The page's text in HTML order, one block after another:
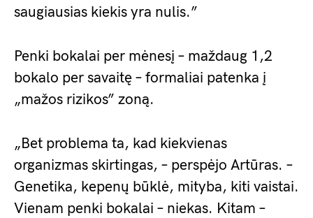
saugiausias kiekis yra nulis.”
Penki bokalai per mėnesį – maždaug 1,2
bokalo per savaitę – formaliai patenka į
„mažos rizikos” zoną.
„Bet problema ta, kad kiekvienas
organizmas skirtingas, – perspėjo Artūras. –
Genetika, kepenų būklė, mityba, kiti vaistai.
Vienam penki bokalai – niekas. Kitam –